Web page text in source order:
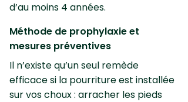
d’au moins 4 années.
Méthode de prophylaxie et
mesures préventives
Il n’existe qu’un seul remède
efficace si la pourriture est installée
sur vos choux : arracher les pieds